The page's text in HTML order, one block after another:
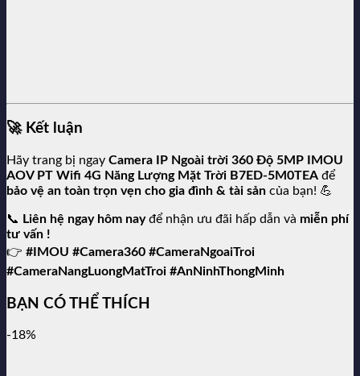
🚀 Kết luận
Hãy trang bị ngay Camera IP Ngoài trời 360 Độ 5MP IMOU
AOV PT Wifi 4G Năng Lượng Mặt Trời B7ED-5M0TEA để
bảo vệ an toàn trọn vẹn cho gia đình & tài sản của bạn! 💪
📞 Liên hệ ngay hôm nayđể nhận ưu đãi hấp dẫn và miễn phí
tư vấn !
👉 #IMOU #Camera360 #CameraNgoaiTroi
#CameraNangLuongMatTroi #AnNinhThongMinh
BẠN CÓ THỂ THÍCH
-18%